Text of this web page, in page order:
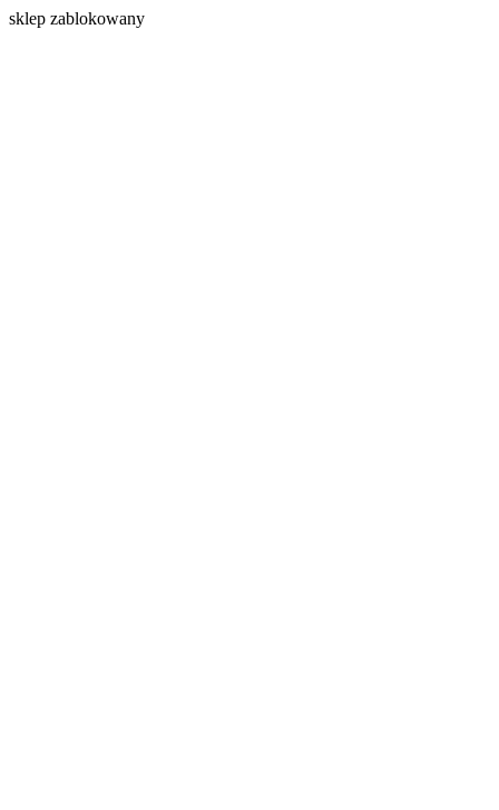
sklep zablokowany